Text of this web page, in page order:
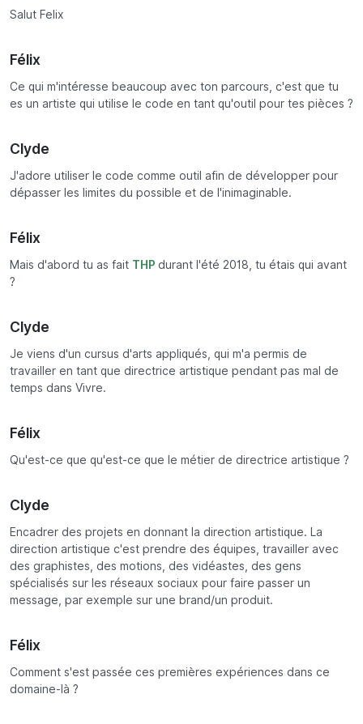
Salut Felix
Félix
Ce qui m'intéresse beaucoup avec ton parcours, c'est que tu
es un artiste qui utilise le code en tant qu'outil pour tes pièces ?
Clyde
J'adore utiliser le code comme outil afin de développer pour
dépasser les limites du possible et de l'inimaginable.
Félix
Mais d'abord tu as fait THP durant l'été 2018, tu étais qui avant
?
Clyde
Je viens d'un cursus d'arts appliqués, qui m'a permis de
travailler en tant que directrice artistique pendant pas mal de
temps dans Vivre.
Félix
Qu'est-ce que qu'est-ce que le métier de directrice artistique ?
Clyde
Encadrer des projets en donnant la direction artistique. La
direction artistique c'est prendre des équipes, travailler avec
des graphistes, des motions, des vidéastes, des gens
spécialisés sur les réseaux sociaux pour faire passer un
message, par exemple sur une brand/un produit.
Félix
Comment s'est passée ces premières expériences dans ce
domaine-là ?